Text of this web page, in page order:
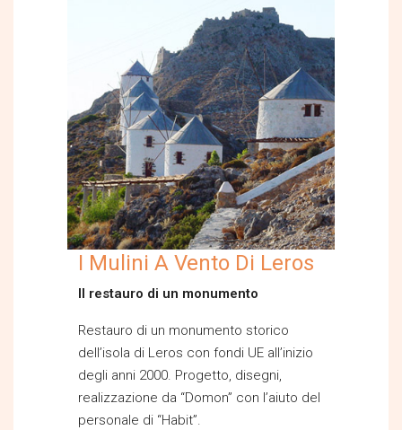
I Mulini A Vento Di Leros
Il restauro di un monumento
Restauro di un monumento storico
dell’isola di Leros con fondi UE all’inizio
degli anni 2000. Progetto, disegni,
realizzazione da “Domon” con l’aiuto del
personale di “Habit”.